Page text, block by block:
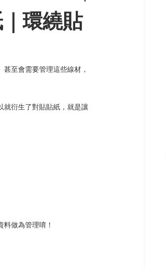
環繞貼
至會需要管理這些線材，
就衍生了對貼貼紙，就是讓
做為管理唷！